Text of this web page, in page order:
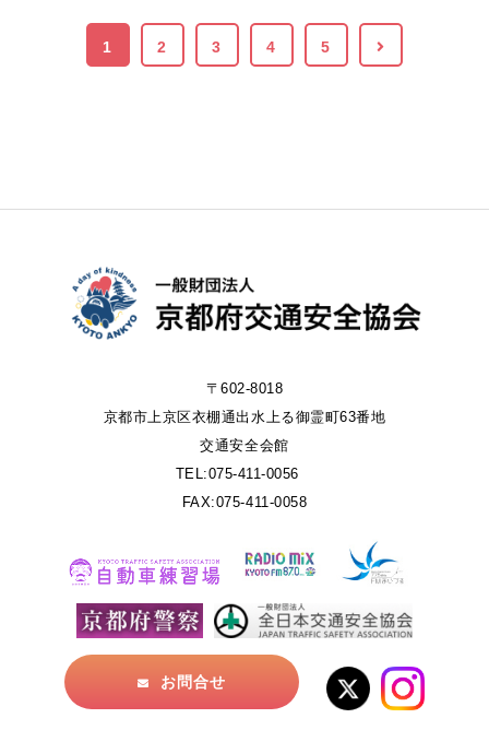
1 2 3 4 5
〒602-8018
京都市上京区衣棚通出水上る御霊町63番地
交通安全会館
TEL:075-411-0056
FAX:075-411-0058
お問合せ